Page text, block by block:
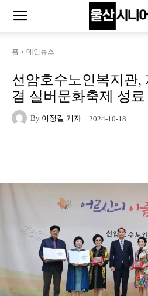
홈 메인뉴스
선암호수노인복지관,
겸 실버문화축제 성료
By 이정길 기자 2024-10-18